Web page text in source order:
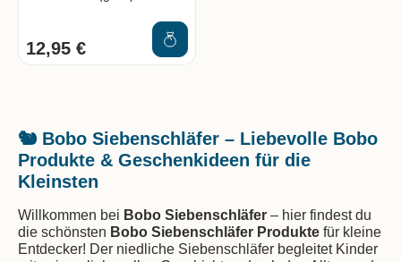
12,95 €
🐿️ Bobo Siebenschläfer – Liebevolle Bobo
Produkte & Geschenkideen für die
Kleinsten
Willkommen bei Bobo Siebenschläfer – hier findest du
die schönsten Bobo Siebenschläfer Produkte für kleine
Entdecker! Der niedliche Siebenschläfer begleitet Kinder